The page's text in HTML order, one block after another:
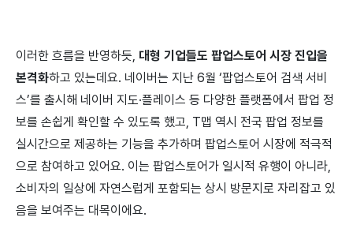
이러한 흐름을 반영하듯, 대형 기업들도 팝업스토어 시장 진입을
본격화하고 있는데요. 네이버는 지난 6월 ‘팝업스토어 검색 서비
스’를 출시해 네이버 지도·플레이스 등 다양한 플랫폼에서 팝업 정
보를 손쉽게 확인할 수 있도록 했고, T맵 역시 전국 팝업 정보를
실시간으로 제공하는 기능을 추가하며 팝업스토어 시장에 적극적
으로 참여하고 있어요. 이는 팝업스토어가 일시적 유행이 아니라,
소비자의 일상에 자연스럽게 포함되는 상시 방문지로 자리잡고 있
음을 보여주는 대목이에요.